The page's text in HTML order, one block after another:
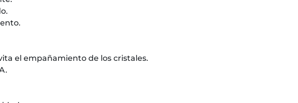
el empañamiento de los cristales.